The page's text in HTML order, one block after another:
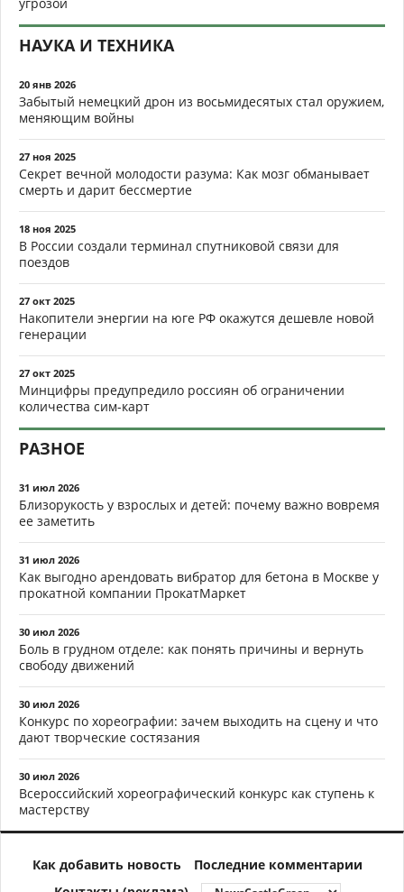
НАУКА И ТЕХНИКА
20 янв 2026
Забытый немецкий дрон из восьмидесятых стал оружием,
меняющим войны
27 ноя 2025
Секрет вечной молодости разума: Как мозг обманывает
смерть и дарит бессмертие
18 ноя 2025
В России создали терминал спутниковой связи для
поездов
27 окт 2025
Накопители энергии на юге РФ окажутся дешевле новой
генерации
27 окт 2025
Минцифры предупредило россиян об ограничении
количества сим-карт
РАЗНОЕ
31 июл 2026
Близорукость у взрослых и детей: почему важно вовремя
ее заметить
31 июл 2026
Как выгодно арендовать вибратор для бетона в Москве у
прокатной компании ПрокатМаркет
30 июл 2026
Боль в грудном отделе: как понять причины и вернуть
свободу движений
30 июл 2026
Конкурс по хореографии: зачем выходить на сцену и что
дают творческие состязания
30 июл 2026
Всероссийский хореографический конкурс как ступень к
мастерству
Как добавить новость
Последние комментарии